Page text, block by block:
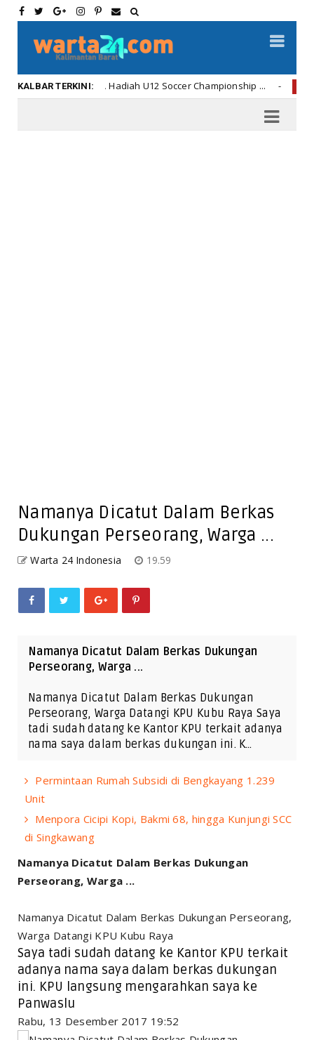
KALBAR TERKINI:
Penyerahan Hadiah U12 Soccer Championship ... Kalbar
Namanya Dicatut Dalam Berkas
Dukungan Perseorang, Warga ...
Warta 24 Indonesia 19.59
Namanya Dicatut Dalam Berkas Dukungan
Perseorang, Warga ...
Namanya Dicatut Dalam Berkas Dukungan
Perseorang, Warga Datangi KPU Kubu Raya Saya
tadi sudah datang ke Kantor KPU terkait adanya
nama saya dalam berkas dukungan ini. K…
Permintaan Rumah Subsidi di Bengkayang 1.239
Unit
Menpora Cicipi Kopi, Bakmi 68, hingga Kunjungi SCC
di Singkawang
Namanya Dicatut Dalam Berkas Dukungan
Perseorang, Warga ...
Namanya Dicatut Dalam Berkas Dukungan Perseorang,
Warga Datangi KPU Kubu Raya
Saya tadi sudah datang ke Kantor KPU terkait
adanya nama saya dalam berkas dukungan
ini. KPU langsung mengarahkan saya ke
Panwaslu
Rabu, 13 Desember 2017 19:52